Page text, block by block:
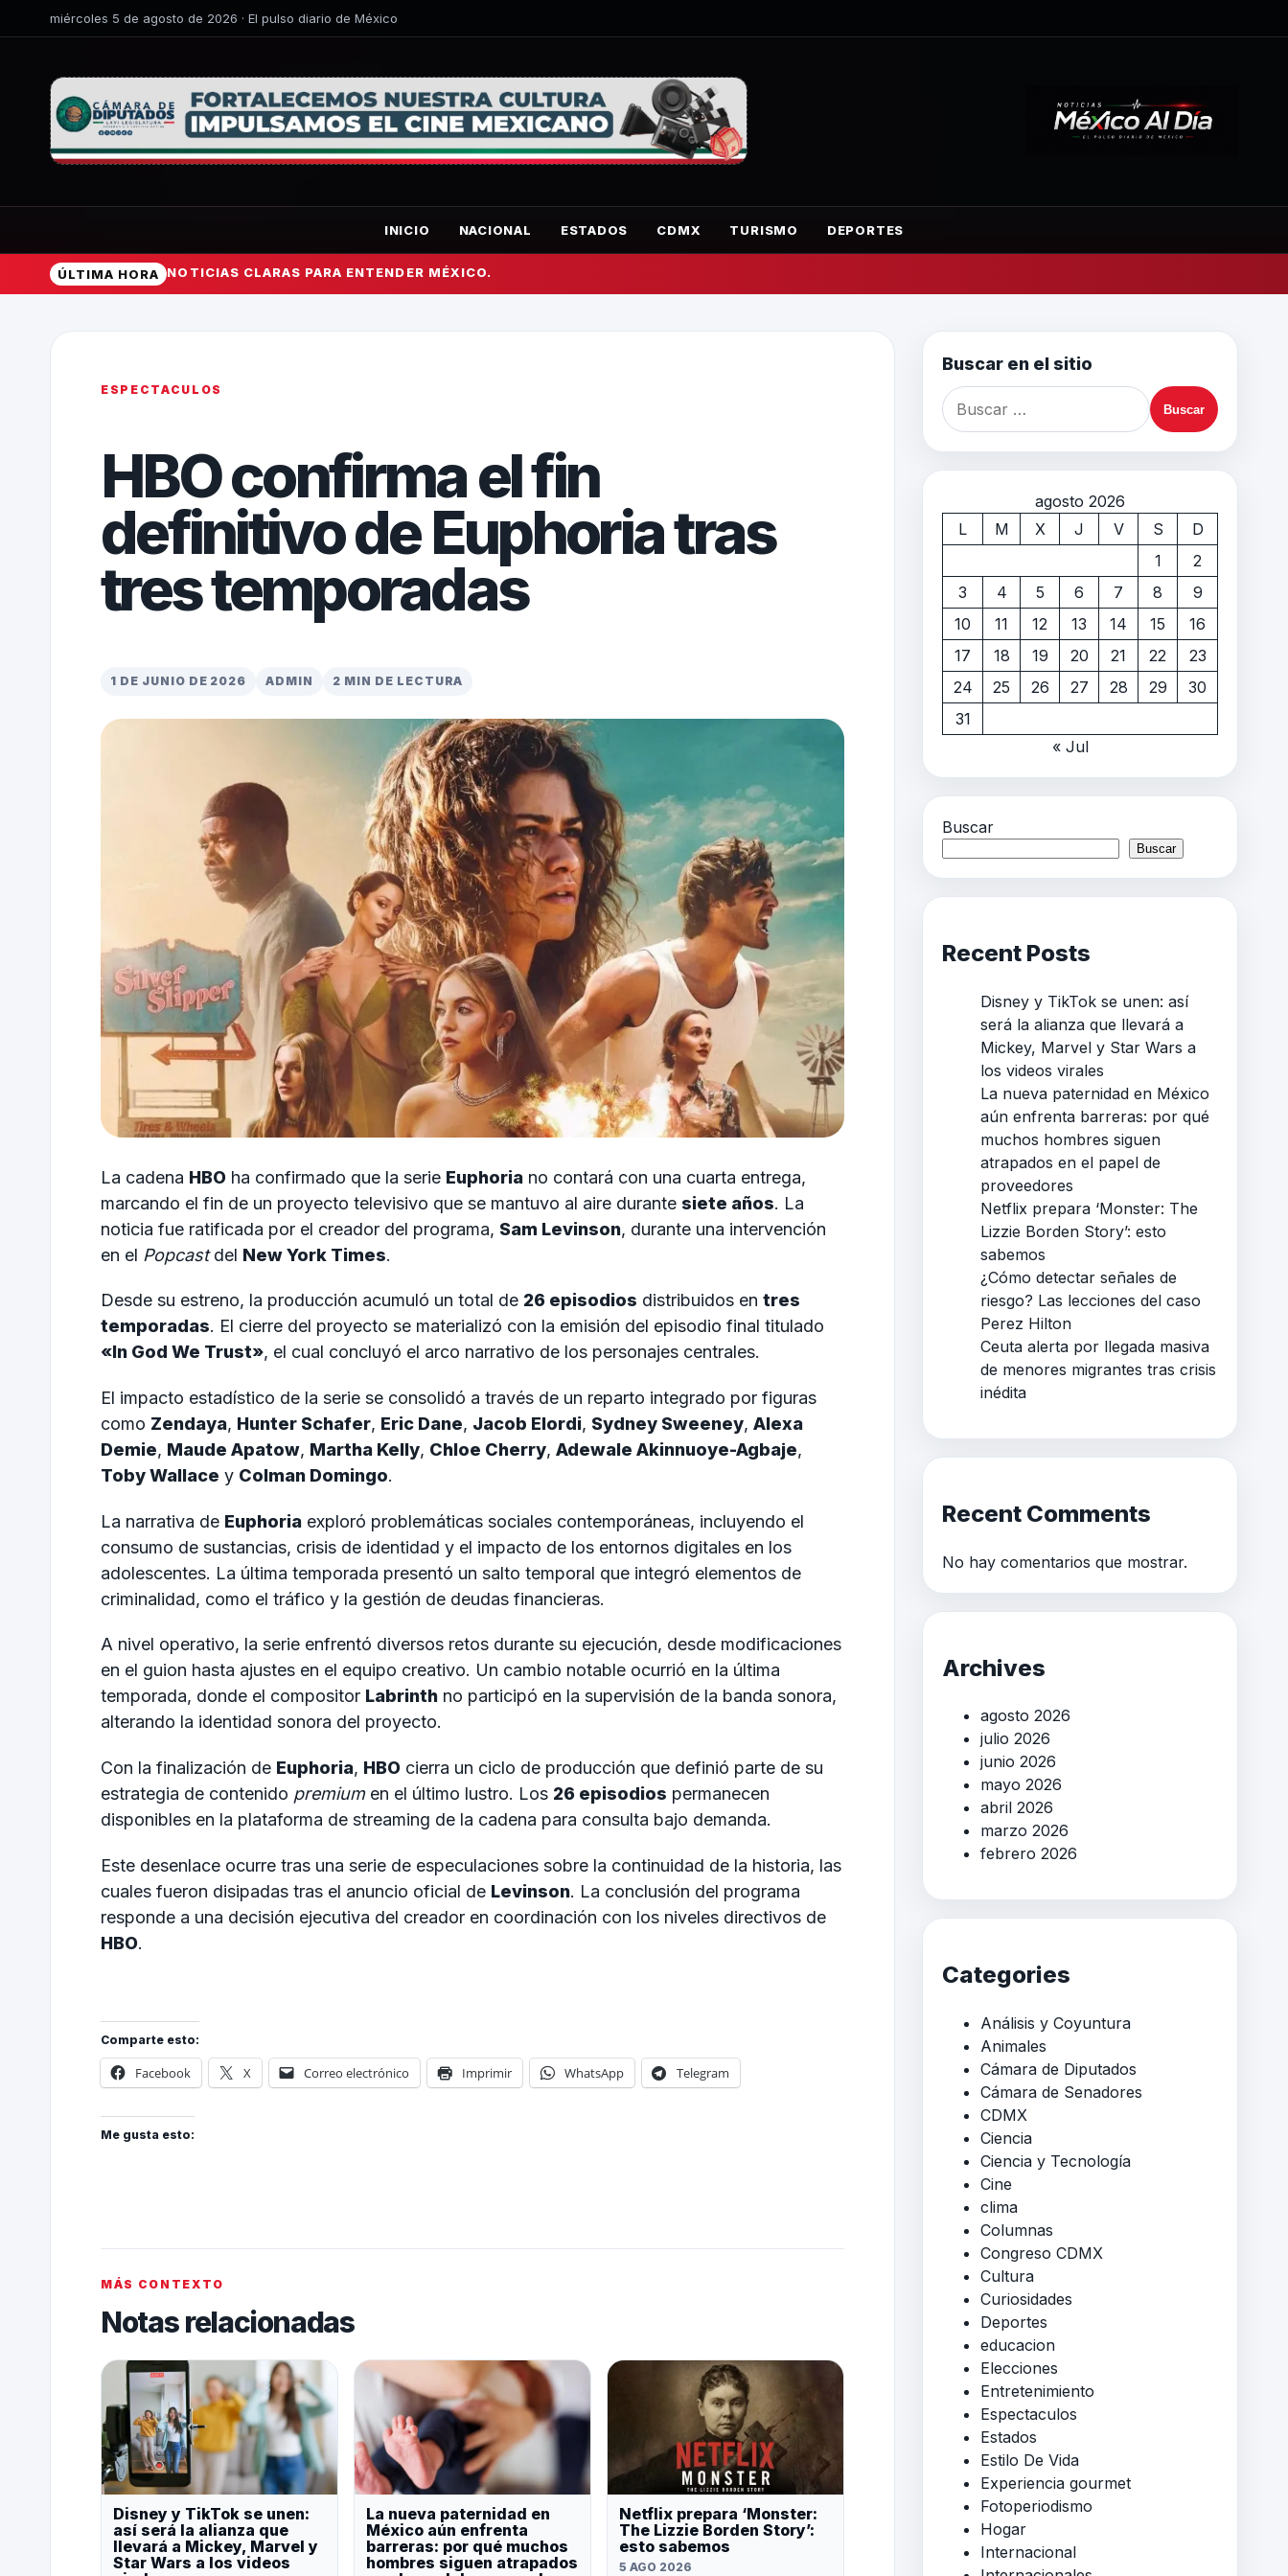
miércoles 5 de agosto de 2026 · El pulso diario de México
INICIO NACIONAL ESTADOS CDMX TURISMO DEPORTES
ÚLTIMA HORA NOTICIAS CLARAS PARA ENTENDER MÉXICO.
ESPECTACULOS
HBO confirma el fin
definitivo de Euphoria tras
tres temporadas
1 DE JUNIO DE 2026 ADMIN 2 MIN DE LECTURA
La cadena HBO ha confirmado que la serie Euphoria no contará con una cuarta entrega,
marcando el fin de un proyecto televisivo que se mantuvo al aire durante siete años. La
noticia fue ratificada por el creador del programa, Sam Levinson, durante una intervención
en el Popcastdel New York Times.
Desde su estreno, la producción acumuló un total de 26 episodios distribuidos en tres
temporadas. El cierre del proyecto se materializó con la emisión del episodio final titulado
«In God We Trust», el cual concluyó el arco narrativo de los personajes centrales.
El impacto estadístico de la serie se consolidó a través de un reparto integrado por figuras
como Zendaya, Hunter Schafer, Eric Dane, Jacob Elordi, Sydney Sweeney, Alexa
Demie, Maude Apatow, Martha Kelly, Chloe Cherry, Adewale Akinnuoye-Agbaje,
Toby Wallace y Colman Domingo.
La narrativa de Euphoria exploró problemáticas sociales contemporáneas, incluyendo el
consumo de sustancias, crisis de identidad y el impacto de los entornos digitales en los
adolescentes. La última temporada presentó un salto temporal que integró elementos de
criminalidad, como el tráfico y la gestión de deudas financieras.
A nivel operativo, la serie enfrentó diversos retos durante su ejecución, desde modificaciones
en el guion hasta ajustes en el equipo creativo. Un cambio notable ocurrió en la última
temporada, donde el compositor Labrinth no participó en la supervisión de la banda sonora,
alterando la identidad sonora del proyecto.
Con la finalización de Euphoria, HBO cierra un ciclo de producción que definió parte de su
estrategia de contenido premiumen el último lustro. Los 26 episodios permanecen
disponibles en la plataforma de streaming de la cadena para consulta bajo demanda.
Este desenlace ocurre tras una serie de especulaciones sobre la continuidad de la historia, las
cuales fueron disipadas tras el anuncio oficial de Levinson. La conclusión del programa
responde a una decisión ejecutiva del creador en coordinación con los niveles directivos de
HBO.
Comparte esto:
Facebook X Correo electrónico Imprimir WhatsApp Telegram
Me gusta esto:
MÁS CONTEXTO
Notas relacionadas
Disney y TikTok se unen:
así será la alianza que
llevará a Mickey, Marvel y
Star Wars a los videos
La nueva paternidad en
México aún enfrenta
barreras: por qué muchos
hombres siguen atrapados
Netflix prepara ‘Monster:
The Lizzie Borden Story’:
esto sabemos
5 AGO 2026
Buscar en el sitio
agosto 2026
L
M X J V S
D
1
2
3
4 5 6 7 8
9
10
11 12 13 14 15
16
17
18 19 20 21 22
23
24
25 26 27 28 29
30
31
« Jul
Buscar
Buscar
Recent Posts
Disney y TikTok se unen: así
será la alianza que llevará a
Mickey, Marvel y Star Wars a
los videos virales
La nueva paternidad en México
aún enfrenta barreras: por qué
muchos hombres siguen
atrapados en el papel de
proveedores
Netflix prepara ‘Monster: The
Lizzie Borden Story’: esto
sabemos
¿Cómo detectar señales de
riesgo? Las lecciones del caso
Perez Hilton
Ceuta alerta por llegada masiva
de menores migrantes tras crisis
inédita
Recent Comments
No hay comentarios que mostrar.
Archives
agosto 2026
julio 2026
junio 2026
mayo 2026
abril 2026
marzo 2026
febrero 2026
Categories
Análisis y Coyuntura
Animales
Cámara de Diputados
Cámara de Senadores
CDMX
Ciencia
Ciencia y Tecnología
Cine
clima
Columnas
Congreso CDMX
Cultura
Curiosidades
Deportes
educacion
Elecciones
Entretenimiento
Espectaculos
Estados
Estilo De Vida
Experiencia gourmet
Fotoperiodismo
Hogar
Internacional